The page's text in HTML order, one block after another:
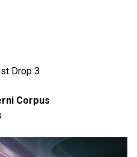
Corpus